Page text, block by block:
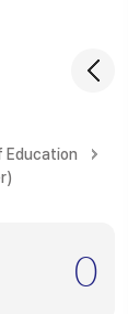
Education
0